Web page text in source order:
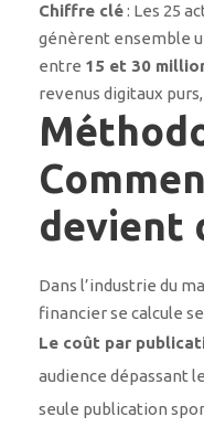
Chiffre clé: Les 25
génèrent ensemble
entre 15 et 30
revenus digitaux
devient
Dans l’industrie du
financier se calcule
Le coût par
audience dépassant
seule publication